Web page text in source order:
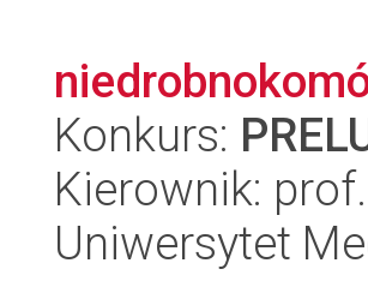
Konkurs:
Kierownik:
Uniwersytet